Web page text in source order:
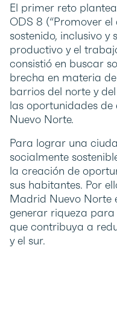
El primer reto
ODS 8 (“Promover
sostenido, inclusivo y
productivo y el
consistió en buscar
brecha en materia
barrios del norte y
las oportunidades
Nuevo Norte.
Para lograr una
socialmente
la creación de
sus habitantes. Por
Madrid Nuevo Norte
generar riqueza
que contribuya a
y el sur.